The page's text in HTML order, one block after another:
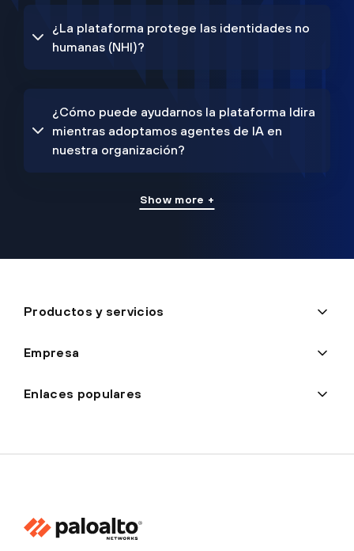
¿La plataforma protege las identidades no
humanas (NHI)?
¿Cómo puede ayudarnos la plataforma Idira
mientras adoptamos agentes de IA en
nuestra organización?
Show more +
Productos y servicios
Empresa
Enlaces populares